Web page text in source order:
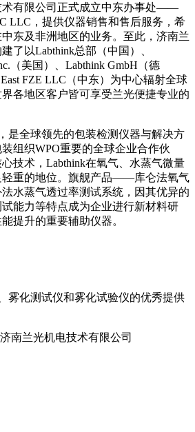
术有限公司正式成立中东办事处——
LLC，提供仪器销售和售后服务，希
东及非洲地区的业务。至此，济南兰
了以Labthink总部（中国）、
（美国）、Labthink GmbH（德
FZE LLC（中东）为中心辐射全球
各地区客户皆可享受兰光便捷专业的
是全球领先的包装检测仪器与解决方
组织WPO重要的全球企业合作伙
技术，Labthink在氧气、水蒸气微量
轻重的地位。旗舰产品——库仑法氧气
水蒸气透过率测试系统，因其优异的
能力等特点成为企业进行新材料研
提升的重要辅助仪器。
雾化测试仪和雾化试验仪的优秀提供
南兰光机电技术有限公司